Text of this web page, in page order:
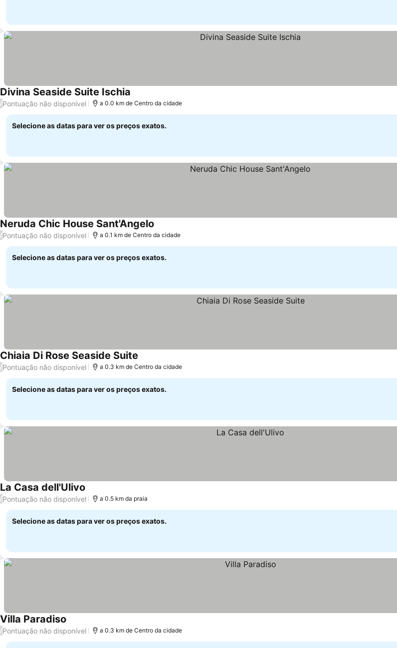
Divina Seaside Suite Ischia
/Pontuação não disponível a 0.0 km de Centro da cidade
Selecione as datas para ver os preços exatos.
Neruda Chic House Sant'Angelo
/Pontuação não disponível a 0.1 km de Centro da cidade
Selecione as datas para ver os preços exatos.
Chiaia Di Rose Seaside Suite
/Pontuação não disponível a 0.3 km de Centro da cidade
Selecione as datas para ver os preços exatos.
La Casa dell'Ulivo Ver preços
/Pontuação não disponível a 0.5 km da praia
Selecione as datas para ver os preços exatos.
Villa Paradiso Ver preços
/Pontuação não disponível a 0.3 km de Centro da cidade